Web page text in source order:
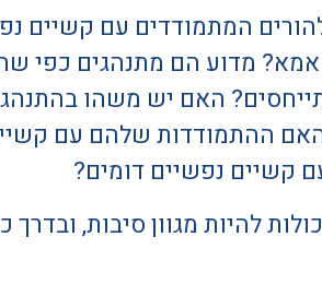
המתמודדים עם קשיים
מדוע הם מתנהגים כפי
האם יש משהו
והאם ההתמודדות שלהם עם
קשיים נפשיים דומים?
להיות מגוון סיבות, ובדרך